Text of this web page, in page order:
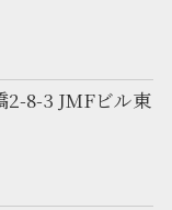
2-8-3 JMFビル東